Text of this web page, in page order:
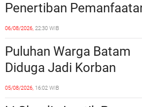
Penertiban
Ruang Laut Sesuai
Ketentuan Peraturan
Perundang-undangan
06/08/2026, 22:30 WIB
Puluhan Warga Batam
Diduga Jadi Korban
Penipuan Kavling Hingga
Miliaran Rupiah,
05/08/2026, 16:02 WIB